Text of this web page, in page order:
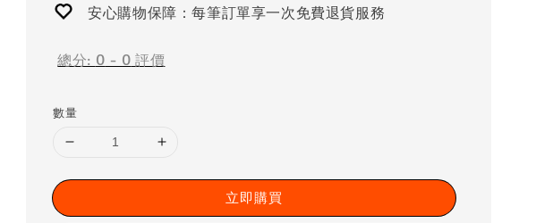
安心購物保障：每筆訂單享一次免費退貨服務
總分: 0 - 0 評價
數量
立即購買